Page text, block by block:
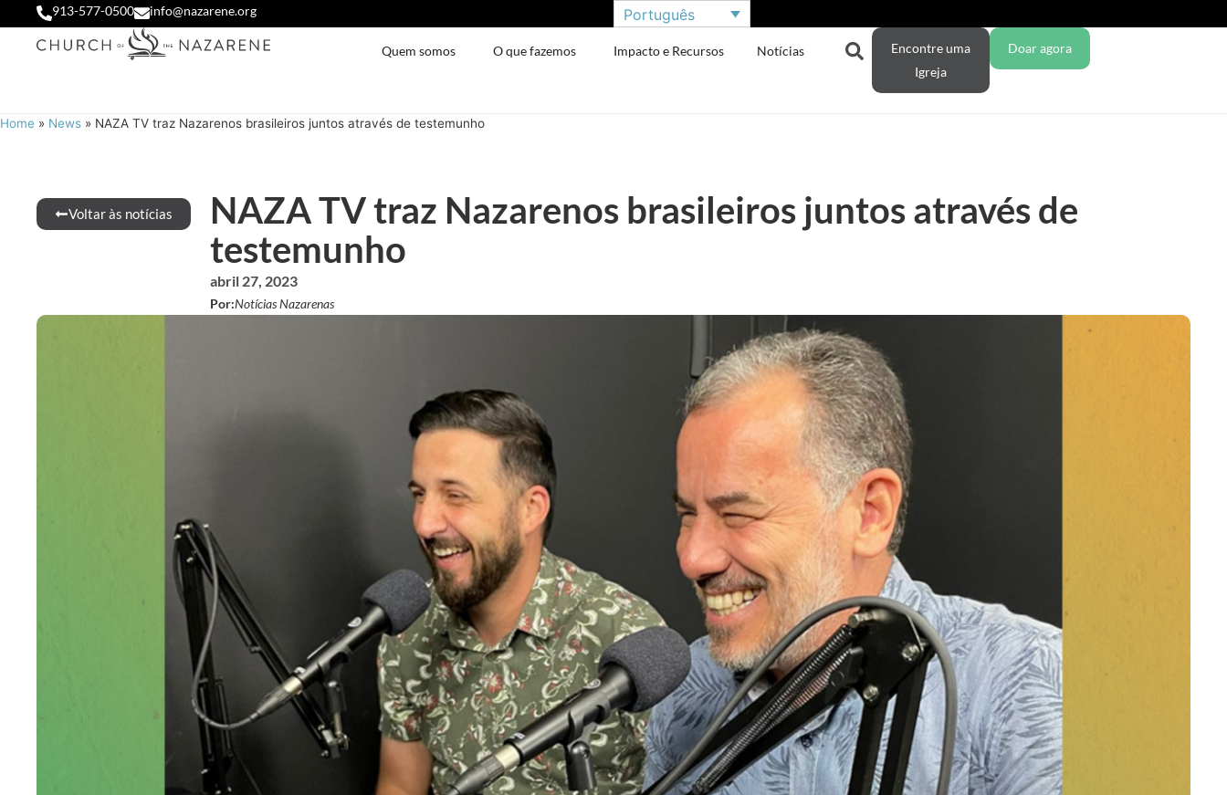
913-577-0500 info@nazarene.org Português
Quem somos O que fazemos Impacto e Recursos Notícias
Encontre uma
Igreja
Doar agora
Home » News » NAZA TV traz Nazarenos brasileiros juntos através de testemunho
Voltar às notícias
NAZA TV traz Nazarenos brasileiros juntos através de
testemunho
abril 27, 2023
Por:Notícias Nazarenas